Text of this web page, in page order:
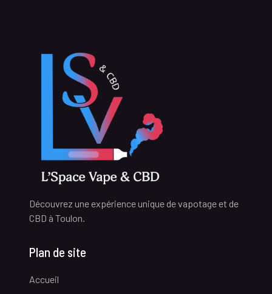
Découvrez une expérience unique de vapotage et de
CBD à Toulon.
Plan de site
Accueil